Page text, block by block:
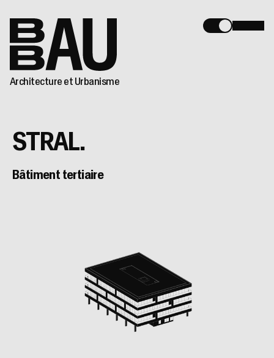
Architecture et Urbanisme
STRAL.
Bâtiment tertiaire